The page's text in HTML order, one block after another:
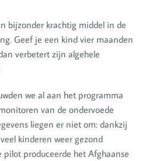
bijzonder krachtig middel in de
Geef je een kind vier maanden
verbetert zijn algehele
we al aan het programma
van de ondervoede
liegen er niet om: dankzij
kinderen weer gezond
pilot produceerde het Afghaanse